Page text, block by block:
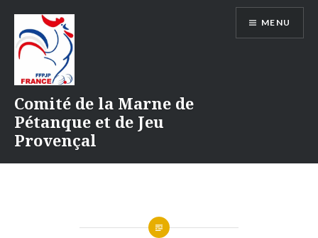
contenu
Comité de la Marne de
Pétanque et de Jeu
Provençal
MENU